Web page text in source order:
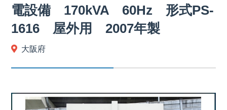
電設備 170kVA 60Hz 形式PS-
1616 屋外用 2007年製
大阪府